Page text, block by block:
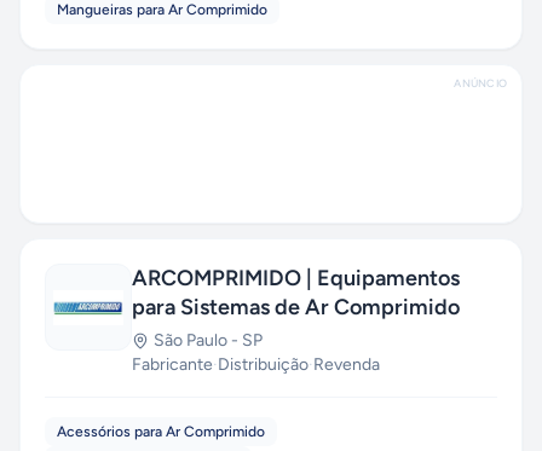
Mangueiras para Ar Comprimido
ANÚNCIO
ARCOMPRIMIDO | Equipamentos
para Sistemas de Ar Comprimido
São Paulo - SP
Fabricante·Distribuição·Revenda
Acessórios para Ar Comprimido